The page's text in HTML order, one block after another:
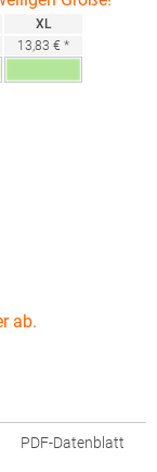
XL
13,83 € *
ab.
PDF-Datenblatt